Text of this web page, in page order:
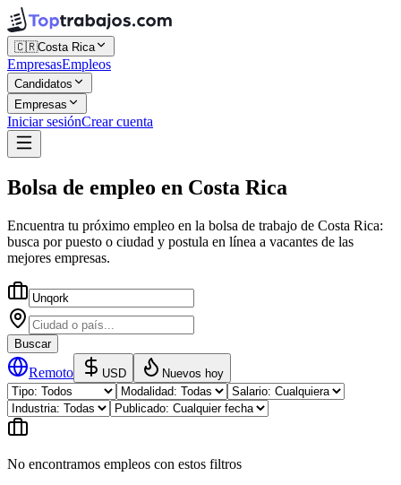
🇨🇷Costa Rica
EmpresasEmpleos
Candidatos
Empresas
Iniciar sesiónCrear cuenta
Bolsa de empleo en Costa Rica
Encuentra tu próximo empleo en la bolsa de trabajo de Costa Rica:
busca por puesto o ciudad y postula en línea a vacantes de las
mejores empresas.
Buscar
Remoto USD Nuevos hoy
No encontramos empleos con estos filtros